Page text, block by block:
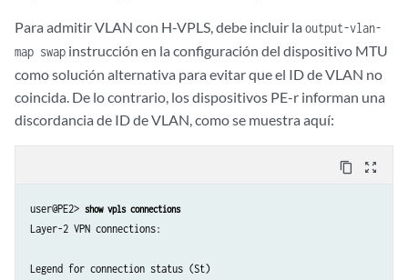
Para admitir VLAN con H-VPLS, debe incluir la output-vlan-
map swap instrucción en la configuración del dispositivo MTU
como solución alternativa para evitar que el ID de VLAN no
coincida. De lo contrario, los dispositivos PE-r informan una
discordancia de ID de VLAN, como se muestra aquí:
content_copy zoom_out_map
user@PE2> show vpls connections
Layer-2 VPN connections:
Legend for connection status (St)